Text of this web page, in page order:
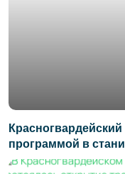
программой в